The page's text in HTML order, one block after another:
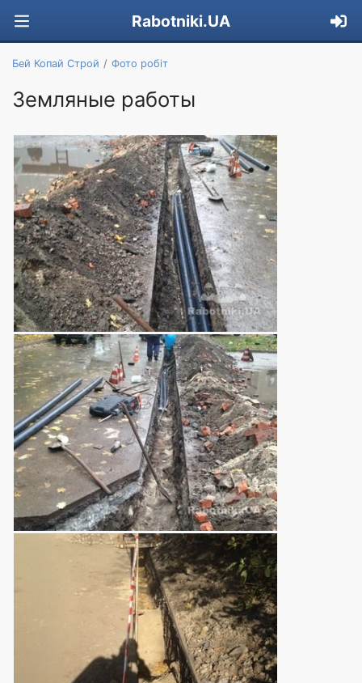
Rabotniki.UA
Бей Копай Строй Фото робіт
Земляные работы